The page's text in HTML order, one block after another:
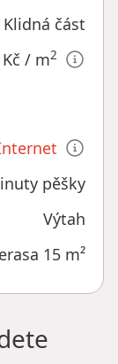
Klidná část
/ m2
pěšky
Výtah
15 m²